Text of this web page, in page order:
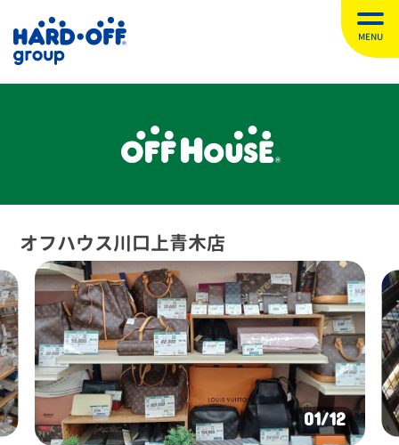
MENU
オフハウス川口上青木店
02/12